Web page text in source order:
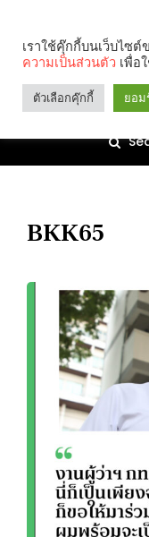
BKK65
เราใช้คุ๊กกี้บนเว็บไซ
ความเป็นส่วนตัว เพื่อ
ตัวเลือกคุ๊กกี้ ยอม